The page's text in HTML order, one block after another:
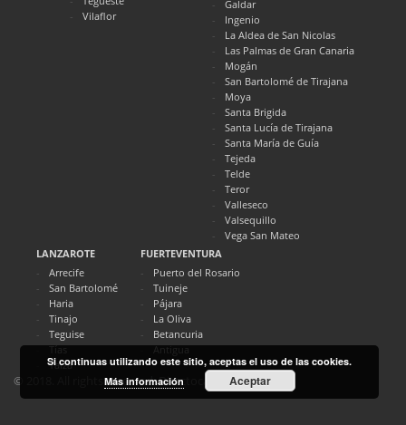
Vilaflor
Galdar
Ingenio
La Aldea de San Nicolas
Las Palmas de Gran Canaria
Mogán
San Bartolomé de Tirajana
Moya
Santa Brigida
Santa Lucía de Tirajana
Santa María de Guía
Tejeda
Telde
Teror
Valleseco
Valsequillo
Vega San Mateo
LANZAROTE
Arrecife
San Bartolomé
Haria
Tinajo
Teguise
Tías
Yaiza
FUERTEVENTURA
Puerto del Rosario
Tuineje
Pájara
La Oliva
Betancuria
Antigua
© 2018. All rights reserved. Directocanarias.com
Si continuas utilizando este sitio, aceptas el uso de las cookies.
Más información
Aceptar